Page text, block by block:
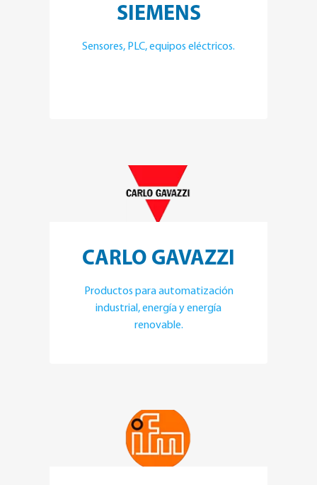
SIEMENS
Sensores, PLC, equipos eléctricos.
CARLO GAVAZZI
Productos para automatización
industrial, energía y energía
renovable.